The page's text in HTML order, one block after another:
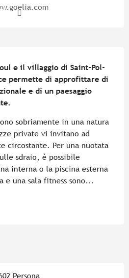
e il villaggio di Saint-Pol-
permette di approfittare di
e di un paesaggio
sobriamente in una natura
private vi invitano ad
circostante. Per una nuotata
sdraio, è possibile
interna o la piscina esterna
e una sala fitness sono...
Persona